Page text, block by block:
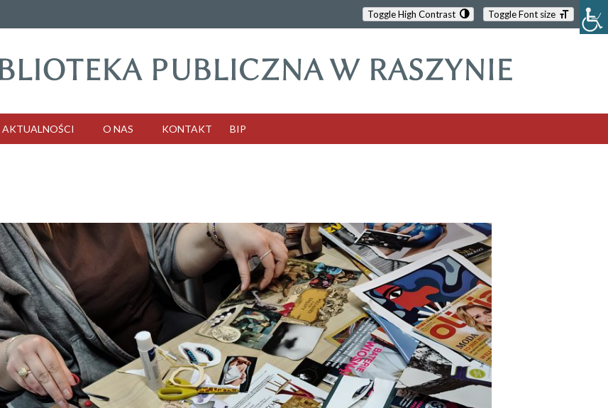
Toggle High Contrast Toggle Font size
AKTUALNOŚCI O NAS KONTAKT BIP